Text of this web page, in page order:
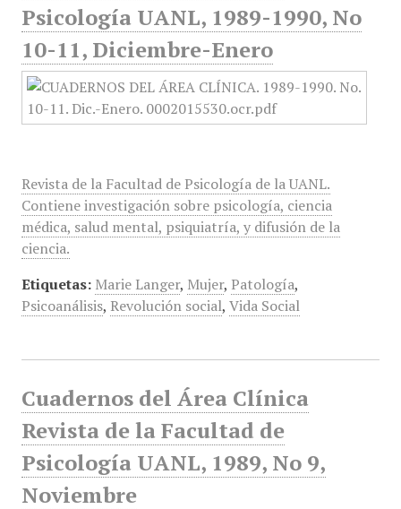
Psicología UANL, 1989-1990, No
10-11, Diciembre-Enero
Revista de la Facultad de Psicología de la UANL.
Contiene investigación sobre psicología, ciencia
médica, salud mental, psiquiatría, y difusión de la
ciencia.
Etiquetas: Marie Langer, Mujer, Patología,
Psicoanálisis, Revolución social, Vida Social
Cuadernos del Área Clínica
Revista de la Facultad de
Psicología UANL, 1989, No 9,
Noviembre